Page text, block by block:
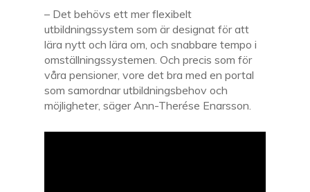
– Det behövs ett mer flexibelt
utbildningssystem som är designat för att
lära nytt och lära om, och snabbare tempo i
omställningssystemen. Och precis som för
våra pensioner, vore det bra med en portal
som samordnar utbildningsbehov och
möjligheter, säger Ann-Therése Enarsson.